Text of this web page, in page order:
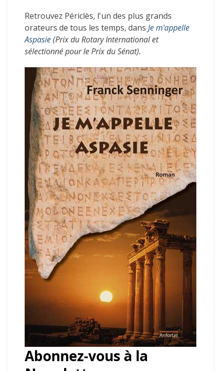
Retrouvez Périclès, l'un des plus grands
orateurs de tous les temps, dans Je m'appelle
Aspasie(Prix du Rotary International et
sélectionné pour le Prix du Sénat).
Abonnez-vous à la